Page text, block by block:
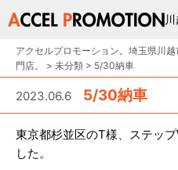
アクセルプロモーション。埼玉県川
門店。
> 未分類 > 5/30納車
2023.06.6 5/30納車
東京都杉並区のT様、ステッ
した。